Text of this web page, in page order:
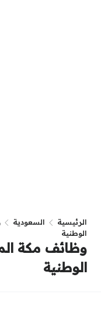
الرئيسية السعودية
الوطنية
وظائف مكة
الوطنية